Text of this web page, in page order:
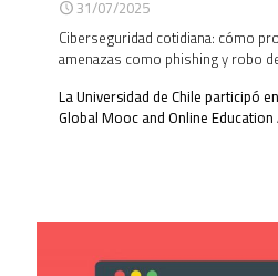
31/07/2025
Ciberseguridad cotidiana: cómo
amenazas como phishing y robo
La Universidad de Chile participó
Global Mooc and Online Education